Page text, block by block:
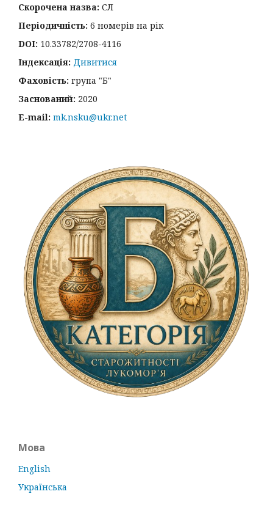
Скорочена назва: СЛ
Періодичність: 6 номерів на рік
DOI: 10.33782/2708-4116
Індексація: Дивитися
Фаховість: група "Б"
Заснований: 2020
E-mail: mk.nsku@ukr.net
Мова
English
Українська